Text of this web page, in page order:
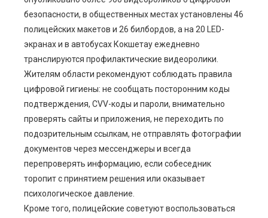
безопасности, в общественных местах установлены 46
полицейских макетов и 26 билбордов, а на 20 LED-
экранах и в автобусах Кокшетау ежедневно
транслируются профилактические видеоролики.
Жителям области рекомендуют соблюдать правила
цифровой гигиены: не сообщать посторонним коды
подтверждения, CVV-коды и пароли, внимательно
проверять сайты и приложения, не переходить по
подозрительным ссылкам, не отправлять фотографии
документов через мессенджеры и всегда
перепроверять информацию, если собеседник
торопит с принятием решения или оказывает
психологическое давление.
Кроме того, полицейские советуют воспользоваться